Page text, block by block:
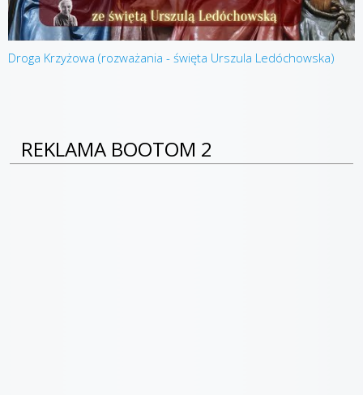
Droga Krzyżowa (rozważania - święta Urszula Ledóchowska)
REKLAMA BOOTOM 2